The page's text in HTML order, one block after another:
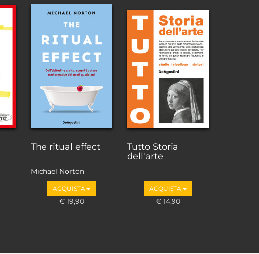
The ritual effect
Michael Norton
ACQUISTA
€ 19,90
Tutto Storia
dell'arte
ACQUISTA
€ 14,90